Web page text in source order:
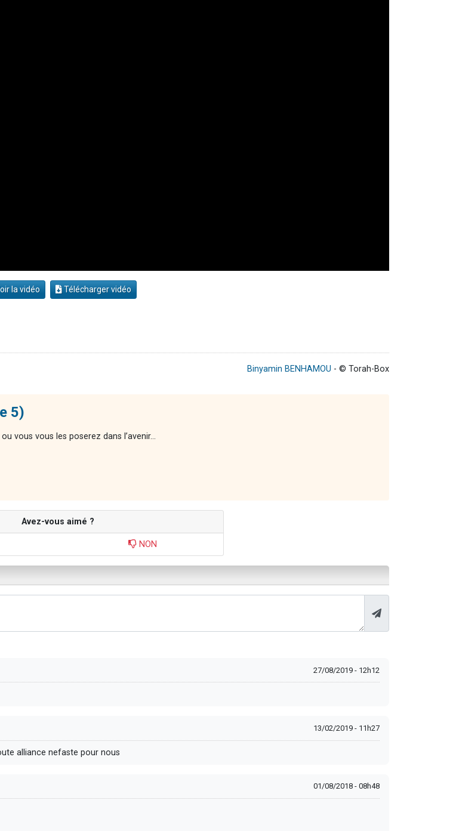
la vidéo Télécharger vidéo
Binyamin BENHAMOU - © Torah-Box
5)
vous vous les poserez dans l’avenir…
Avez-vous aimé ?
NON
27/08/2019 - 12h12
13/02/2019 - 11h27
alliance nefaste pour nous
01/08/2018 - 08h48